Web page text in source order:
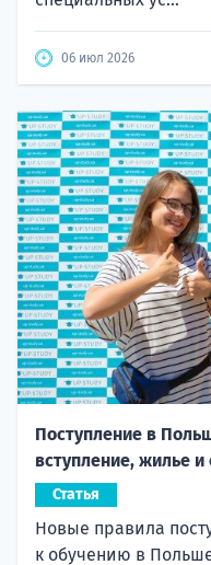
06 июл 2026
Поступление в
вступление, жилье
Статья
Новые правила
к обучению в